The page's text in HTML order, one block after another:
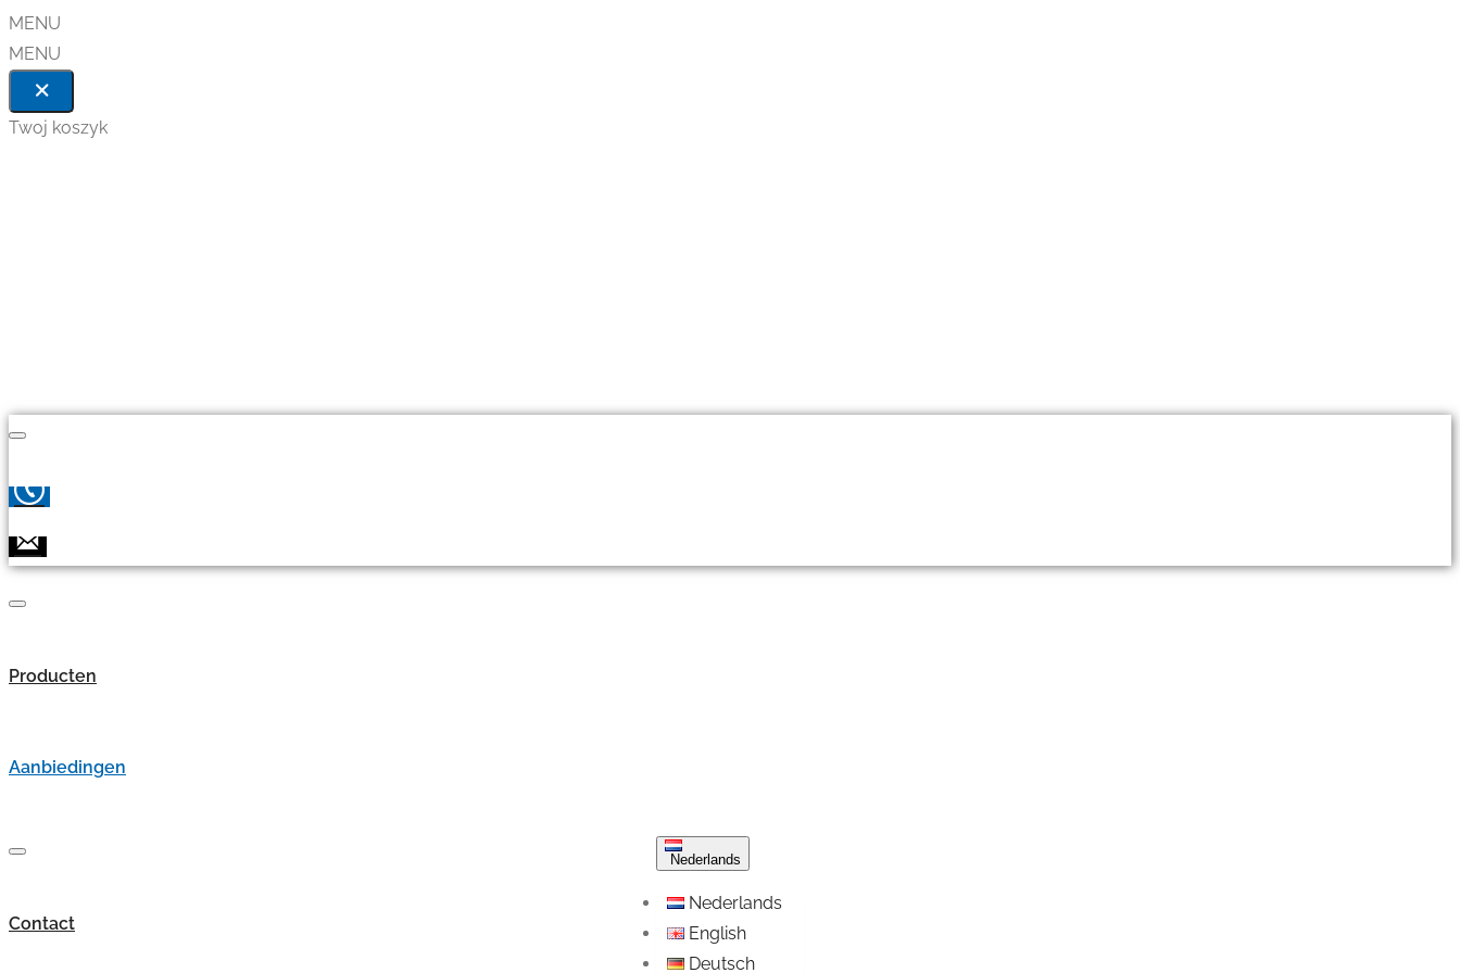
MENU
MENU
Twoj koszyk
Producten
Aanbiedingen
Nederlands
Nederlands
English
Deutsch
Contact